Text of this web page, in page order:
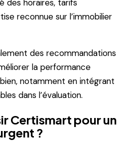
des horaires, tarifs
reconnue sur l’immobilier
des recommandations
la performance
notamment en intégrant
dans l’évaluation.
Certismart pour un
?